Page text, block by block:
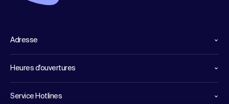
Adresse
Heures d'ouvertures
Service Hotlines